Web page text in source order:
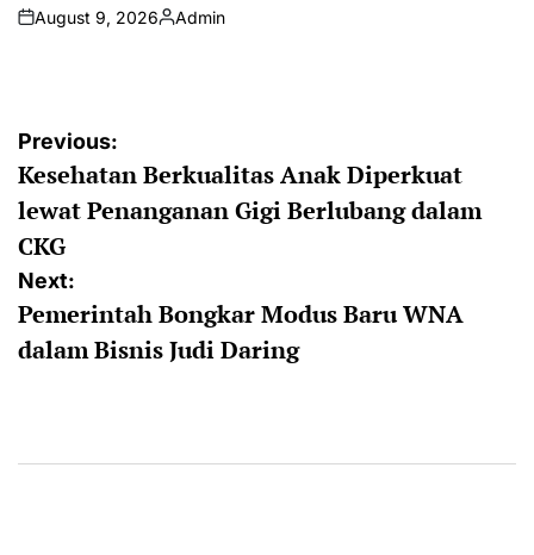
on
August 9, 2026
Posted
Admin
Post
navigation
Previous:
Kesehatan Berkualitas Anak Diperkuat
lewat Penanganan Gigi Berlubang dalam
CKG
Next:
Pemerintah Bongkar Modus Baru WNA
dalam Bisnis Judi Daring